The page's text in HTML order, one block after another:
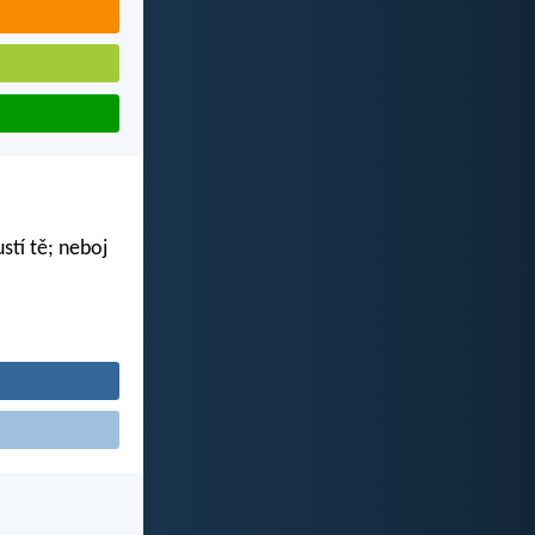
tě; neboj